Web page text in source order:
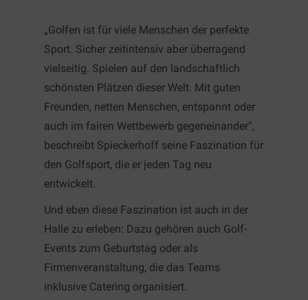
„Golfen ist für viele Menschen der perfekte
Sport. Sicher zeitintensiv aber überragend
vielseitig. Spielen auf den landschaftlich
schönsten Plätzen dieser Welt. Mit guten
Freunden, netten Menschen, entspannt oder
auch im fairen Wettbewerb gegeneinander“,
beschreibt Spieckerhoff seine Faszination für
den Golfsport, die er jeden Tag neu
entwickelt.
Und eben diese Faszination ist auch in der
Halle zu erleben: Dazu gehören auch Golf-
Events zum Geburtstag oder als
Firmenveranstaltung, die das Teams
inklusive Catering organisiert.